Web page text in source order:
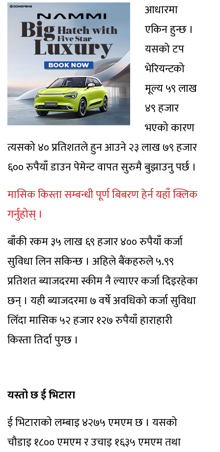
आधारमा
एकिन हुन्छ ।
यसको टप
भेरियन्टको
मूल्य ५९ लाख
४९ हजार
भएको कारण
त्यसको ४० प्रतिशतले हुन आउने २३ लाख ७९ हजार
६०० रुपैयाँ डाउन पेमेन्ट वापत सुरुमै बुझाउनु पर्छ ।
मासिक किस्ता सम्बन्धी पूर्ण बिबरण हेर्न यहाँ क्लिक
गर्नुहोस् ।
बाँकी रकम ३५ लाख ६९ हजार ४०० रुपैयाँ कर्जा
सुविधा लिन सकिन्छ । अहिले बैंकहरुले ५.९९
प्रतिशत ब्याजदरमा स्कीम नै ल्याएर कर्जा दिइरहेका
छन् । यही ब्याजदरमा ७ वर्षे अवधिको कर्जा सुविधा
लिँदा मासिक ५२ हजार १२७ रुपैयाँ हाराहारी
किस्ता तिर्दा पुग्छ ।
यस्तो छ ई भिटारा
ई भिटाराको लम्बाइ ४२७५ एमएम छ । यसको
चौडाइ १८०० एमएम र उचाइ १६३५ एमएम तथा